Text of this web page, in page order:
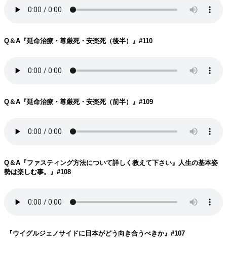
Q＆A『延命治療・尊厳死・安楽死（後半） 』#110
Q＆A『延命治療・尊厳死・安楽死（前半） 』#109
Q＆A『ファスティング方法について詳しく教えて下さい』人生の基本姿
勢は楽しむ事。 』#108
『ウイグルジェノサイドに日本がどう向き合うべきか』#107